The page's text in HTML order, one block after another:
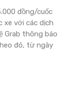
đồng/cuốc
xe với các dịch
Grab thông báo
đó, từ ngày